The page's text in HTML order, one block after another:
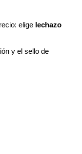
elige lechazo
y el sello de